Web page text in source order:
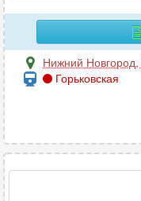
Нижний Новгород,
Горьковская